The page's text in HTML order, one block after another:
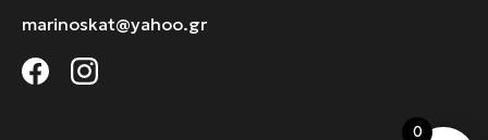
marinoskat@yahoo.gr
0